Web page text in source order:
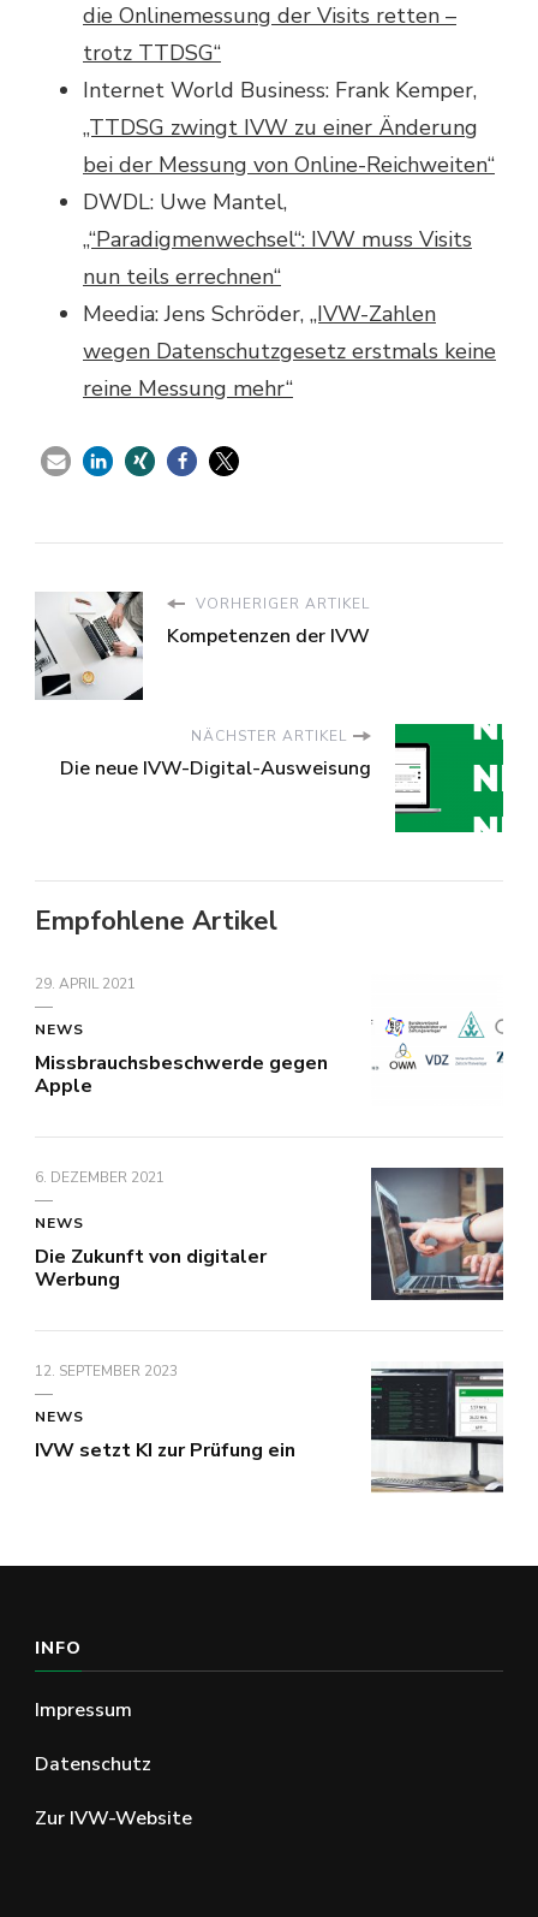
die Onlinemessung der Visits retten –
trotz TTDSG“
Internet World Business: Frank Kemper,
„TTDSG zwingt IVW zu einer Änderung
bei der Messung von Online-Reichweiten“
DWDL: Uwe Mantel,
„“Paradigmenwechsel“: IVW muss Visits
nun teils errechnen“
Meedia: Jens Schröder, „IVW-Zahlen
wegen Datenschutzgesetz erstmals keine
reine Messung mehr“
VORHERIGER ARTIKEL
Kompetenzen der IVW
NÄCHSTER ARTIKEL
Die neue IVW-Digital-Ausweisung
Empfohlene Artikel
29. APRIL 2021
NEWS
Missbrauchsbeschwerde gegen
Apple
6. DEZEMBER 2021
NEWS
Die Zukunft von digitaler
Werbung
12. SEPTEMBER 2023
NEWS
IVW setzt KI zur Prüfung ein
INFO
Impressum
Datenschutz
Zur IVW-Website